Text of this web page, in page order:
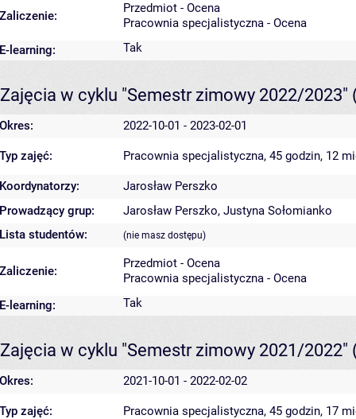
Zaliczenie:
Przedmiot - Ocena
Pracownia specjalistyczna - Ocena
E-learning:
Tak
Zajęcia w cyklu "Semestr zimowy 2022/2023"
Okres: 2022-10-01 - 2023-02-01
Typ zajęć: Pracownia specjalistyczna, 45 godzin, 12
Koordynatorzy:
Jarosław Perszko
Prowadzący grup:
Jarosław Perszko, Justyna Sołomianko
Lista studentów:
(nie masz dostępu)
Zaliczenie:
Przedmiot - Ocena
Pracownia specjalistyczna - Ocena
E-learning:
Tak
Zajęcia w cyklu "Semestr zimowy 2021/2022"
Okres: 2021-10-01 - 2022-02-02
Typ zajęć: Pracownia specjalistyczna, 45 godzin, 17